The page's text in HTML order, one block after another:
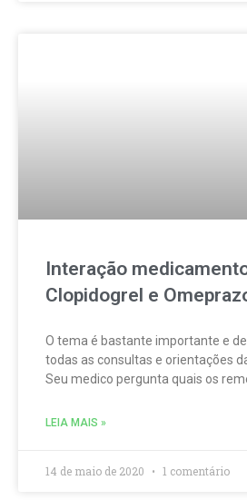
Interação
Clopidogrel e
O tema é bastante importante e
todas as consultas e orientações
Seu medico pergunta quais os
LEIA MAIS »
14 de maio de 2020 1 comentário